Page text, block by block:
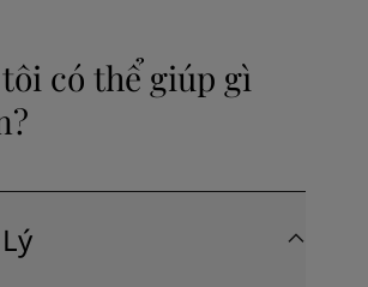
có thể giúp gì